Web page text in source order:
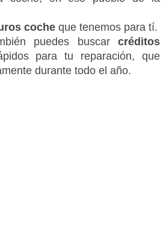
coche que tenemos para tí.
puedes buscar créditos
para tu reparación, que
durante todo el año.